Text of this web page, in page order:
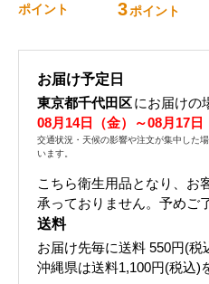
ポイント 3ポイント
お届け予定日
東京都千代田区にお届けの
08月14日（金）～08月17日
交通状況・天候の影響や注文が集中した
います。
こちら衛生用品となり、お
承っておりません。予めご
送料
お届け先毎に送料 550円(税
沖縄県は送料1,100円(税込)